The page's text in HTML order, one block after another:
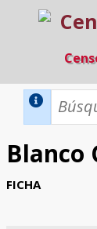
Inicio
Blanco
FICHA